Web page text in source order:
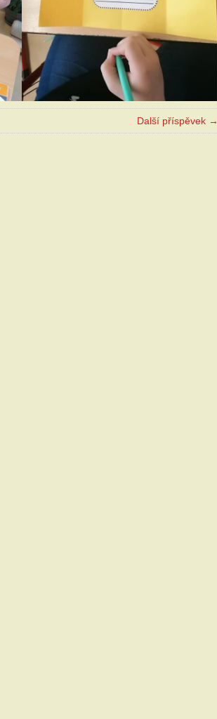
Další příspěvek →